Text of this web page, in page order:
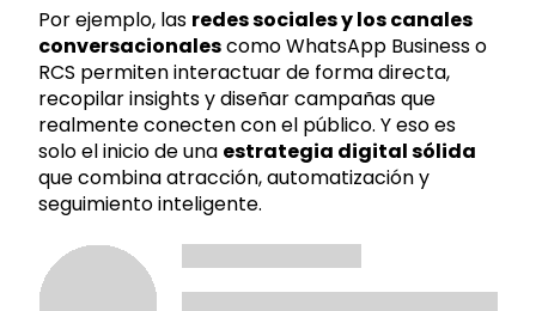
Por ejemplo, las redes sociales y los canales
conversacionalescomo WhatsApp Business o
RCS permiten interactuar de forma directa,
recopilar insights y diseñar campañas que
realmente conecten con el público. Y eso es
solo el inicio de una estrategia digital sólida
que combina atracción, automatización y
seguimiento inteligente.